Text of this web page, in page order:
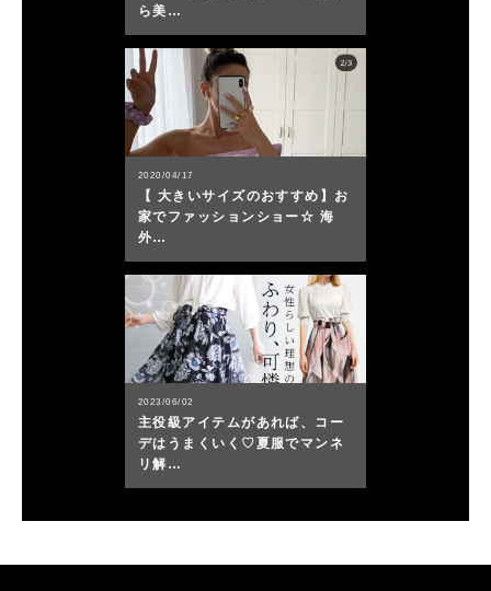
ら美…
2020/04/17
【 大きいサイズのおすすめ】お
家でファッションショー☆ 海
外…
2023/06/02
主役級アイテムがあれば、コー
デはうまくいく♡夏服でマンネ
リ解…